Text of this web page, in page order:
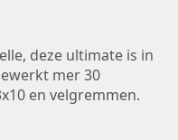
deze ultimate is in
mer 30
en velgremmen.